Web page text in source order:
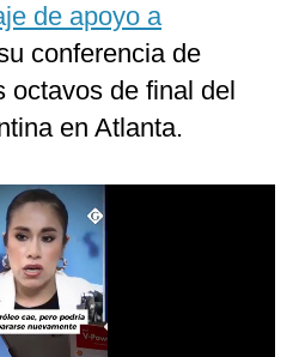
de apoyo a
conferencia de
octavos de final del
en Atlanta.